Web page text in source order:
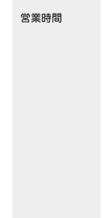
営業時間